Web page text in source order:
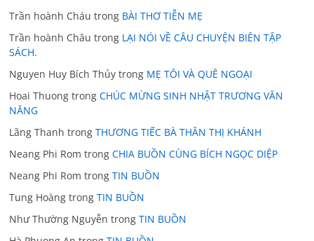
Trần hoành Cháu trong BÀI THƠ TIỄN MẸ
Trần hoành Châu trong LẠI NÓI VỀ CÂU CHUYỆN BIÊN TẬP
SÁCH.
Nguyen Huy Bích Thủy trong MẸ TÔI VÀ QUÊ NGOẠI
Hoai Thuong trongCHÚC MỪNG SINH NHẬT TRƯƠNG VĂN
NĂNG
Lãng Thanh trongTHƯƠNG TIẾC BÀ THÂN THỊ KHÁNH
Neang Phi Rom trongCHIA BUỒN CÙNG BÍCH NGỌC DIỆP
Neang Phi Rom trongTIN BUỒN
Tung Hoàng trongTIN BUỒN
Như Thường Nguyễn trongTIN BUỒN